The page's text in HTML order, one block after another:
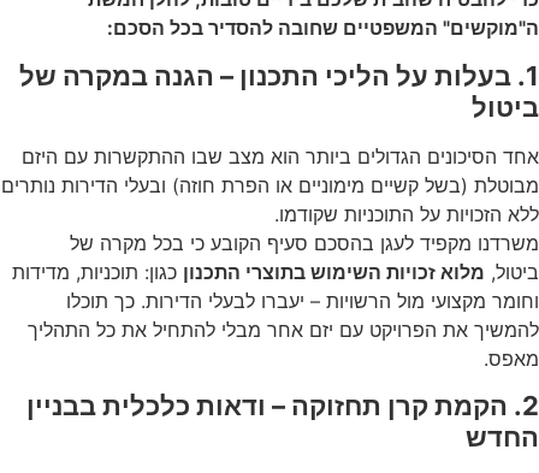
ה"מוקשים" המשפטיים שחובה להסדיר בכל הסכם:
1. בעלות על הליכי התכנון – הגנה במקרה של
ביטול
אחד הסיכונים הגדולים ביותר הוא מצב שבו ההתקשרות עם היזם
מבוטלת (בשל קשיים מימוניים או הפרת חוזה) ובעלי הדירות נותרים
ללא הזכויות על התוכניות שקודמו.
משרדנו מקפיד לעגן בהסכם סעיף הקובע כי בכל מקרה של
ביטול, מלוא זכויות השימוש בתוצרי התכנון כגון: תוכניות, מדידות
וחומר מקצועי מול הרשויות – יעברו לבעלי הדירות. כך תוכלו
להמשיך את הפרויקט עם יזם אחר מבלי להתחיל את כל התהליך
מאפס.
2. הקמת קרן תחזוקה – ודאות כלכלית בבניין
החדש